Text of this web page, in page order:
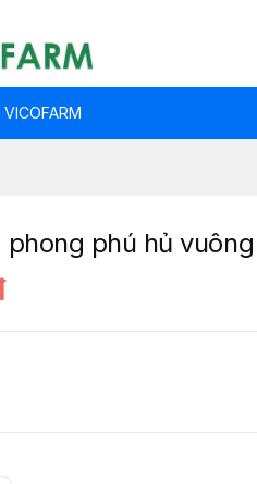
phong phú hủ vuông